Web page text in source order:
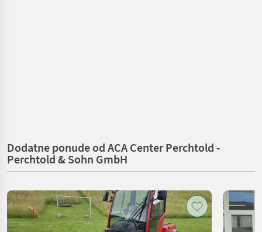
Dodatne ponude od ACA Center Perchtold -
Perchtold & Sohn GmbH